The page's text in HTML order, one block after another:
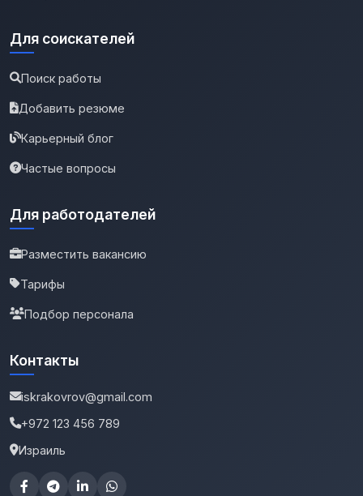
Для соискателей
Поиск работы
Добавить резюме
Карьерный блог
Частые вопросы
Для работодателей
Разместить вакансию
Тарифы
Подбор персонала
Контакты
iskrakovrov@gmail.com
+972 123 456 789
Израиль